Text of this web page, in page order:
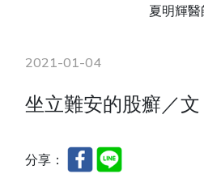
夏明輝醫
2021-01-04
坐立難安的股癬／
分享：